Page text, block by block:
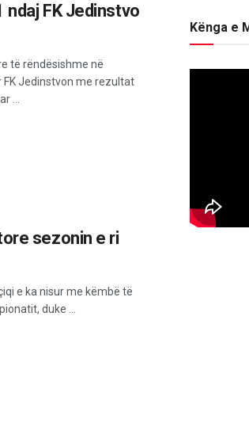
ndaj FK Jedinstvo
të rëndësishme në
Jedinstvon me rezultat
...
sezonin e ri
e ka nisur me këmbë të
duke ...
Kënga e